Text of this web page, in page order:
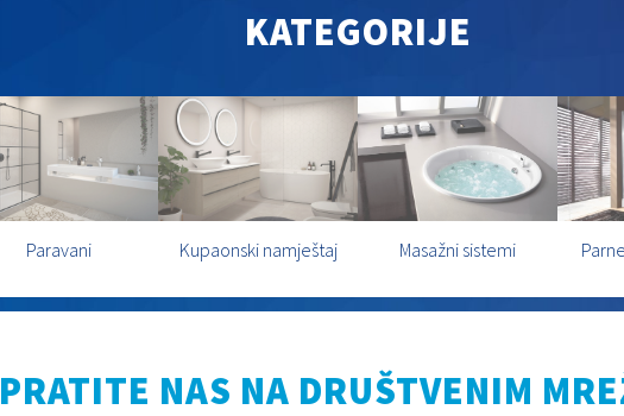
KATEGORIJE
Paravani Kupaonski namještaj Masažni sistemi
PRATITE NAS NA DRUŠTVENIM